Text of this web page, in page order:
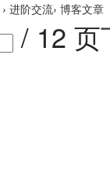
› 进阶交流› 博客文章
/ 12 页